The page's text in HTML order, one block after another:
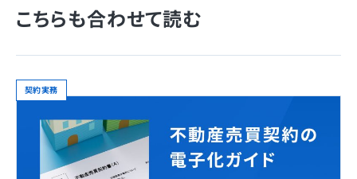
こちらも合わせて読む
契約実務